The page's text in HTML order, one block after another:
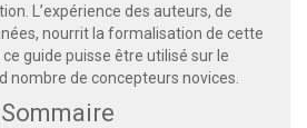
L’expérience des auteurs, de
nourrit la formalisation de cette
guide puisse être utilisé sur le
nombre de concepteurs novices.
Sommaire